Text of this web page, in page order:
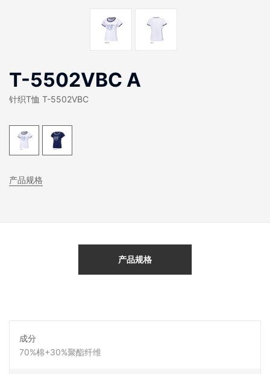
T-5502VBC A
针织T恤 T-5502VBC
产品规格
产品规格
成分
70%棉+30%聚酯纤维